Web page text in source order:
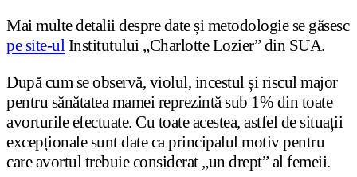
Mai multe detalii despre date și metodologie se găsesc
pe site-ulInstitutului „Charlotte Lozier” din SUA.
După cum se observă, violul, incestul și riscul major
pentru sănătatea mamei reprezintă sub 1% din toate
avorturile efectuate. Cu toate acestea, astfel de situații
excepționale sunt date ca principalul motiv pentru
care avortul trebuie considerat „un drept” al femeii.